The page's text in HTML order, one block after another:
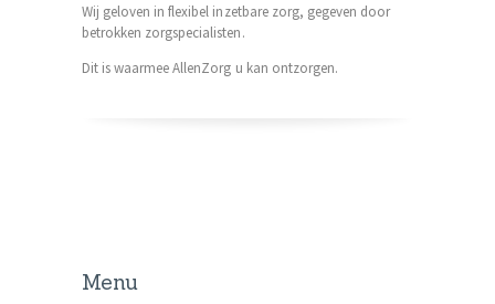
Wij geloven in flexibel inzetbare zorg, gegeven door
betrokken zorgspecialisten.
Dit is waarmee AllenZorg u kan ontzorgen.
Menu